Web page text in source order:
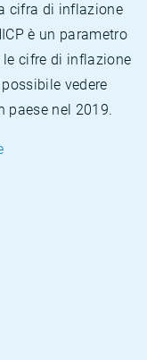
cifra di inflazione
è un parametro
cifre di inflazione
vedere
paese nel 2019.